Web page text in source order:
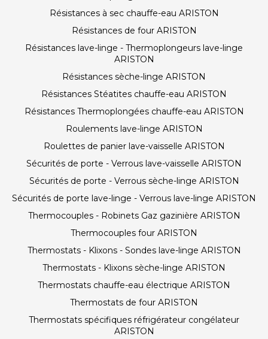
Résistances à sec chauffe-eau ARISTON
Résistances de four ARISTON
Résistances lave-linge - Thermoplongeurs lave-linge
ARISTON
Résistances sèche-linge ARISTON
Résistances Stéatites chauffe-eau ARISTON
Résistances Thermoplongées chauffe-eau ARISTON
Roulements lave-linge ARISTON
Roulettes de panier lave-vaisselle ARISTON
Sécurités de porte - Verrous lave-vaisselle ARISTON
Sécurités de porte - Verrous sèche-linge ARISTON
Sécurités de porte lave-linge - Verrous lave-linge ARISTON
Thermocouples - Robinets Gaz gazinière ARISTON
Thermocouples four ARISTON
Thermostats - Klixons - Sondes lave-linge ARISTON
Thermostats - Klixons sèche-linge ARISTON
Thermostats chauffe-eau électrique ARISTON
Thermostats de four ARISTON
Thermostats spécifiques réfrigérateur congélateur
ARISTON